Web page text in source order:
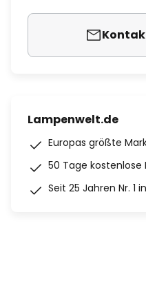
Lampenwelt.de
Europas größte
50 Tage kostenlose
Seit 25 Jahren Nr. 1